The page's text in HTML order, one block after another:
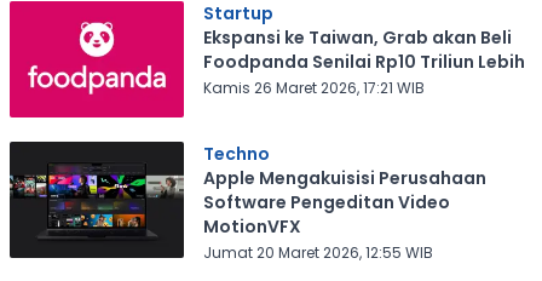
Startup
Ekspansi ke Taiwan, Grab akan Beli
Foodpanda Senilai Rp10 Triliun Lebih
Kamis 26 Maret 2026, 17:21 WIB
Techno
Apple Mengakuisisi Perusahaan
Software Pengeditan Video
MotionVFX
Jumat 20 Maret 2026, 12:55 WIB